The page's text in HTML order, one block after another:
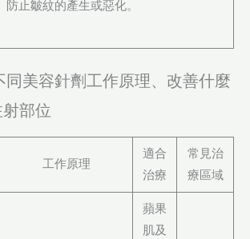
防止皺紋的產生或惡化。
同美容針劑工作原理、改善什麼
部位
工作原理
適合
治療
常見治
療區域
蘋果
肌及